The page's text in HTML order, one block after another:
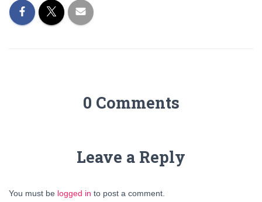
0 Comments
Leave a Reply
You must be logged in to post a comment.